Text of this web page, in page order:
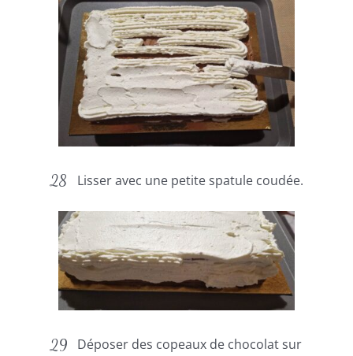
Lisser avec une petite spatule coudée.
Déposer des copeaux de chocolat sur